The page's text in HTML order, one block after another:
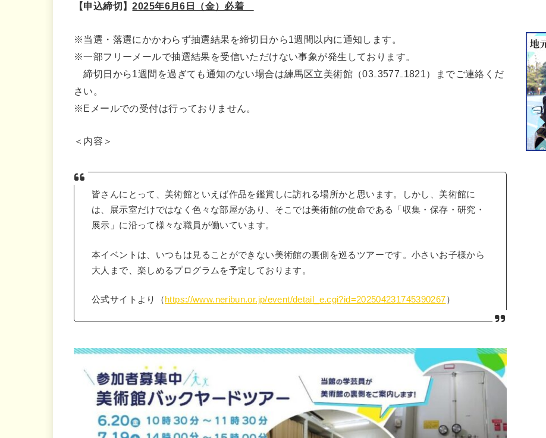
【申込締切】2025年6月6日（金）必着
※当選・落選にかかわらず抽選結果を締切日から1週間以内に通知します。
※一部フリーメールで抽選結果を受信いただけない事象が発生しております。
締切日から1週間を過ぎても通知のない場合は練馬区立美術館（03₋3577₋1821）までご連絡くだ
さい。
※Eメールでの受付は行っておりません。
＜内容＞
皆さんにとって、美術館といえば作品を鑑賞しに訪れる場所かと思います。しかし、美術館に
は、展示室だけではなく色々な部屋があり、そこでは美術館の使命である「収集・保存・研究・
展示」に沿って様々な職員が働いています。
本イベントは、いつもは見ることができない美術館の裏側を巡るツアーです。小さいお子様から
大人まで、楽しめるプログラムを予定しております。
公式サイトより（ https://www.neribun.or.jp/event/detail_e.cgi?id=202504231745390267）